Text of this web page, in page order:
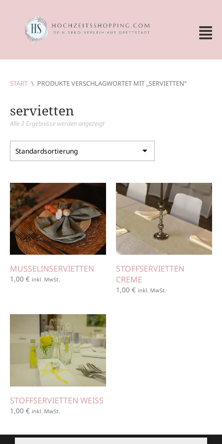
START \ PRODUKTE VERSCHLAGWORTET MIT „SERVIETTEN“
servietten
Alle 3 Ergebnisse werden angezeigt
MUSSELINSERVIETTEN
1,00 € inkl. MwSt.
STOFFSERVIETTEN
CREME
1,00 € inkl. MwSt.
STOFFSERVIETTEN WEISS
1,00 € inkl. MwSt.